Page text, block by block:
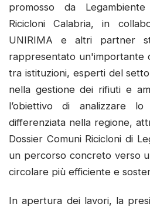
promosso da
Ricicloni Calabria, in
UNIRIMA e altri partner
rappresentato un'importante
tra istituzioni, esperti del
nella gestione dei rifiuti e
l’obiettivo di analizzare
differenziata nella regione,
Dossier Comuni Ricicloni di
un percorso concreto verso
circolare più efficiente e
In apertura dei lavori, la